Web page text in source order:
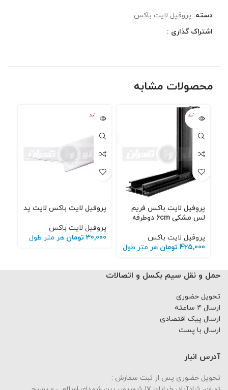
دسته: پروفیل لایت باکس
اشتراک گذاری :
محصولات مشابه
تمام شد
ه
پروفیل لایت باکس فریم
لس مشکی 6cm دوطرفه
پروفیل لایت باکس
425,000 تومان هر متر طول
تمام شد
ه
پروفیل لایت باکس لایت پد
پروفیل لایت باکس
30,000 تومان هر متر طول
حمل و نقل سیم بکسل و اتصالات
تحویل حضوری
ارسال ۴ ساعته
ارسال پیک اقتصادی
ارسال با پست
آدرس انبار
تحویل حضوری پس از ثبت سفارش :